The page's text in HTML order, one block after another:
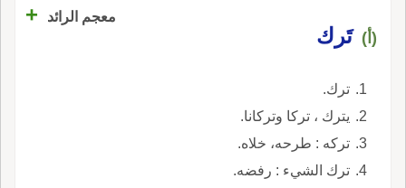
معجم الرائد +
(أ) تَرك
ترك.
يترك ، تركا وتركانا.
تركه : طرحه، خلاه.
ترك الشيء : رفضه.